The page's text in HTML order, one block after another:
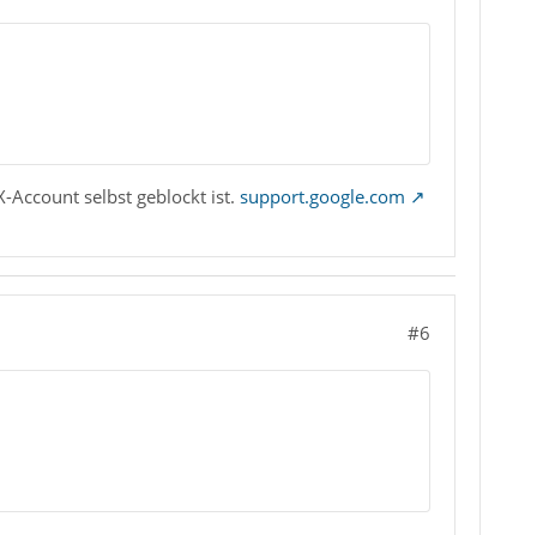
Account selbst geblockt ist. support.google.com
#6